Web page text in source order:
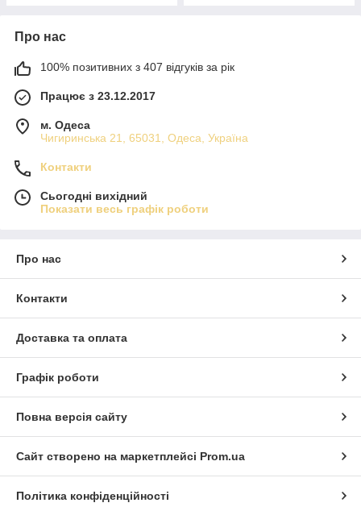
Про нас
100% позитивних з 407 відгуків за рік
Працює з 23.12.2017
м. Одеса
Чигиринська 21, 65031, Одеса, Україна
Контакти
Сьогодні вихідний
Показати весь графік роботи
Про нас
Контакти
Доставка та оплата
Графік роботи
Повна версія сайту
Сайт створено на маркетплейсі Prom.ua
Політика конфіденційності